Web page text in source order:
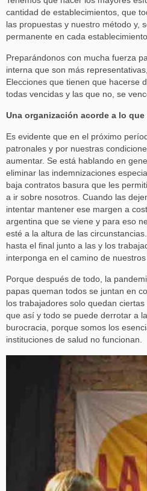
cantidad de establecimientos, que
las propuestas y nuestro método y,
permanente en cada
Preparándonos con mucha fuerza
interna que son más
Elecciones que tienen que hacerse
todas vencidas y las que no, se
Una organización acorde a lo que
Es evidente que en el próximo
patronales y por nuestras
aumentar. Se está hablando en
eliminar las indemnizaciones
baja contratos basura que les
a ir sobre nosotros. Cuando las
intentar mantener ese margen a
argentina que se viene y para eso
esté a la altura de las
hasta el final junto a las y los
interponga en el camino de
Porque después de todo, la
papas queman todos se juntan en
los trabajadores solo quedan
que así y todo se puede derrotar a
burocracia, porque somos los
instituciones de salud no funcionan.